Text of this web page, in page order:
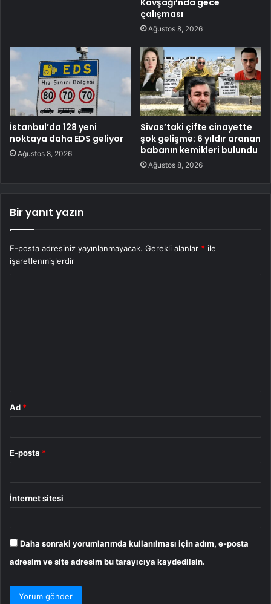
Kavşağı’nda gece
çalışması
Ağustos 8, 2026
İstanbul’da 128 yeni
noktaya daha EDS geliyor
Ağustos 8, 2026
Sivas’taki çifte cinayette
şok gelişme: 6 yıldır aranan
babanın kemikleri bulundu
Ağustos 8, 2026
Bir yanıt yazın
E-posta adresiniz yayınlanmayacak. Gerekli alanlar * ile
işaretlenmişlerdir
Ad *
E-posta *
İnternet sitesi
Daha sonraki yorumlarımda kullanılması için adım, e-posta
adresim ve site adresim bu tarayıcıya kaydedilsin.